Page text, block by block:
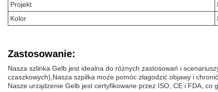
Projekt
Kolor
Zastosowanie:
Nasza szlinka Gelb jest idealna do różnych zastosowań i
czaszkowych),Nasza szpilka może pomóc złagodzić objawy i
Nasze urządzenie Gelb jest certyfikowane przez ISO, CE i FDA,